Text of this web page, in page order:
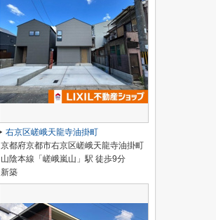
右京区嵯峨天龍寺油掛町
京都府京都市右京区嵯峨天龍寺油掛町
山陰本線「嵯峨嵐山」駅 徒歩9分
新築